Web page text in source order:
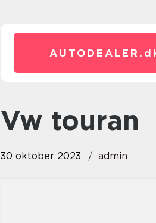
AUTODEALER.
vw touran
30 oktober 2023 admin